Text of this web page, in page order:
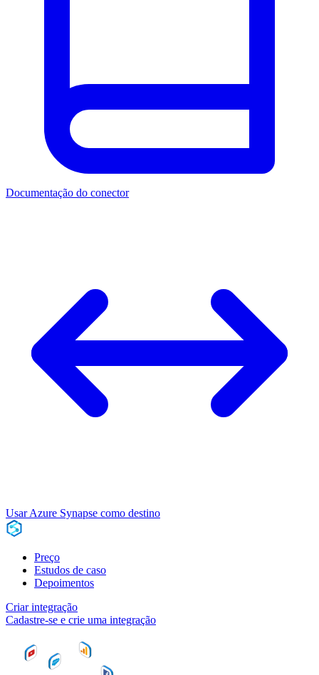
Documentação do conector
Usar Azure Synapse como destino
Preço
Estudos de caso
Depoimentos
Criar integração
Cadastre-se e crie uma integração